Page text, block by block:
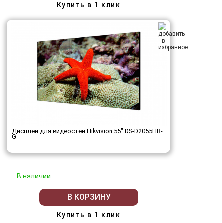
Купить в 1 клик
Дисплей для видеостен Hikvision 55" DS-D2055HR-
G
В наличии
В КОРЗИНУ
Купить в 1 клик